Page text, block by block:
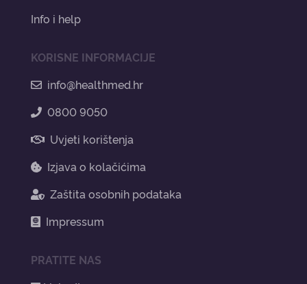
Info i help
KORISNE INFORMACIJE
info@healthmed.hr
0800 9050
Uvjeti korištenja
Izjava o kolačićima
Zaštita osobnih podataka
Impressum
PRATITE NAS